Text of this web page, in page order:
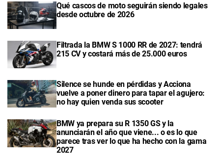
Qué cascos de moto seguirán siendo legales
desde octubre de 2026
Filtrada la BMW S 1000 RR de 2027: tendrá
215 CV y costará más de 25.000 euros
Silence se hunde en pérdidas y Acciona
vuelve a poner dinero para tapar el agujero:
no hay quien venda sus scooter
BMW ya prepara su R 1350 GS y la
anunciarán el año que viene... o es lo que
parece tras ver lo que ha hecho con la gama
2027